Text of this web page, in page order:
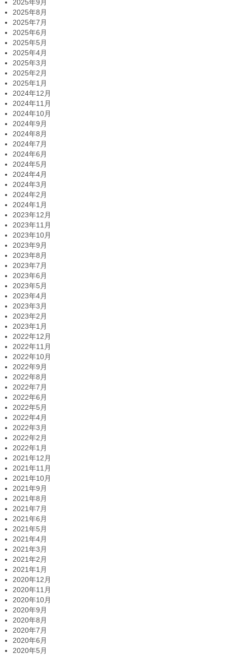
2025年9月
2025年8月
2025年7月
2025年6月
2025年5月
2025年4月
2025年3月
2025年2月
2025年1月
2024年12月
2024年11月
2024年10月
2024年9月
2024年8月
2024年7月
2024年6月
2024年5月
2024年4月
2024年3月
2024年2月
2024年1月
2023年12月
2023年11月
2023年10月
2023年9月
2023年8月
2023年7月
2023年6月
2023年5月
2023年4月
2023年3月
2023年2月
2023年1月
2022年12月
2022年11月
2022年10月
2022年9月
2022年8月
2022年7月
2022年6月
2022年5月
2022年4月
2022年3月
2022年2月
2022年1月
2021年12月
2021年11月
2021年10月
2021年9月
2021年8月
2021年7月
2021年6月
2021年5月
2021年4月
2021年3月
2021年2月
2021年1月
2020年12月
2020年11月
2020年10月
2020年9月
2020年8月
2020年7月
2020年6月
2020年5月